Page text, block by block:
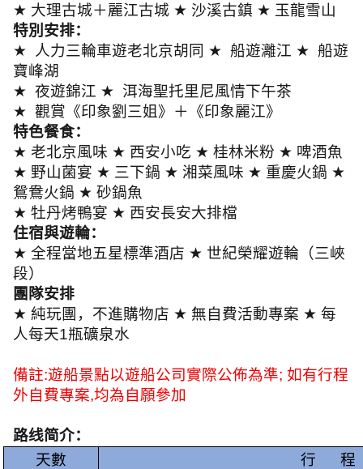
★ 大理古城＋麗江古城 ★ 沙溪古鎮 ★ 玉龍雪山
特別安排：
★
人力三輪車遊老北京胡同 ★ 船遊灕江 ★ 船遊
寶峰湖
★ 夜遊錦江 ★ 洱海聖托里尼風情下午茶
★ 觀賞《印象劉三姐》＋《印象麗江》
特色餐食：
★ 老北京風味 ★ 西安小吃 ★ 桂林米粉 ★ 啤酒魚
★ 野山菌宴 ★ 三下鍋 ★ 湘菜風味 ★ 重慶火鍋 ★
鴛鴦火鍋 ★ 砂鍋魚
★ 牡丹烤鴨宴 ★ 西安長安大排檔
住宿與遊輪：
★ 全程當地五星標準酒店 ★ 世紀榮耀遊輪（三峽
段）
團隊安排
★ 純玩團，不進購物店 ★ 無自費活動專案 ★ 每
人每天1瓶礦泉水
備註:遊船景點以遊船公司實際公佈為準; 如有行程
外自費專案,均為自願參加
路线简介：
天數
行
程